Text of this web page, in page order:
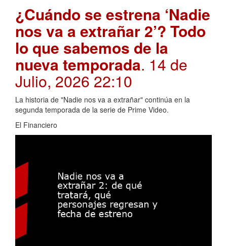
¿Cuándo se estrena ‘Nadie
nos va a extrañar 2’? Todo
lo que sabemos de la
nueva temporada. 14 de
Julio, 2026 22:10
La historia de "Nadie nos va a extrañar" continúa en la
segunda temporada de la serie de Prime Video.
El Financiero